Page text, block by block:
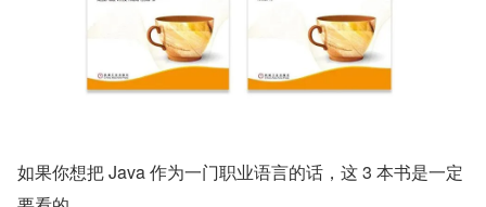
如果你想把 Java 作为一门职业语言的话，这 3 本书是一定